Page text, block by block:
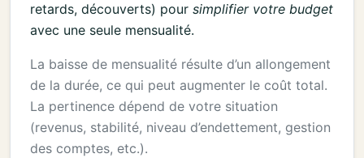
retards, découverts) pour simplifier votre budget
avec une seule mensualité.
La baisse de mensualité résulte d’un allongement
de la durée, ce qui peut augmenter le coût total.
La pertinence dépend de votre situation
(revenus, stabilité, niveau d’endettement, gestion
des comptes, etc.).